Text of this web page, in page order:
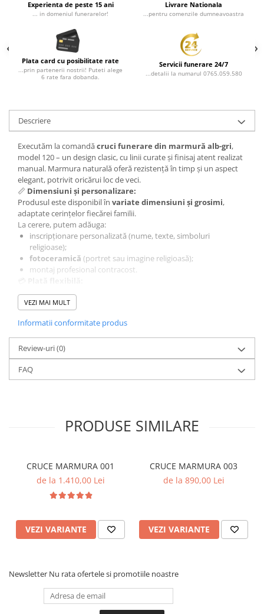
Experienta de peste 15 ani
... in domeniul funerarelor!
Livrare Nationala
...pentru comenzile dumneavoastra
Plata card cu posibilitate rate
...prin partenerii nostrii! Puteti alege
6 rate fara dobanda.
Servicii funerare 24/7
...detalii la numarul 0765.059.580
Descriere
Executăm la comandăcruci funerare din marmură alb-gri,
model 120 – un design clasic, cu linii curate și finisaj atent realizat
manual. Marmura naturală oferă rezistență în timp și un aspect
elegant, potrivit oricărui loc de veci.
📏 Dimensiuni și personalizare:
Produsul este disponibil în variate dimensiuni și grosimi,
adaptate cerințelor fiecărei familii.
La cerere, putem adăuga:
inscripționare personalizată (nume, texte, simboluri
religioase);
fotoceramică (portret sau imagine religioasă);
montaj profesional contracost.
Beneficiați de6 rate fixe fără dobândă
financiar simplu și accesibil.
corespunzător pentru protecția marmurei.
📞Comenzi și informații:
Telefon:0765.059.580
EchipaEva Funerarevă oferă consultanță completă pentru
alegerea modelului potrivit și servicii de montaj în București și
Ilfov.
VEZI MAI MULT
Informatii conformitate produs
Review-uri(0)
FAQ
PRODUSE SIMILARE
CRUCE MARMURA 001
de la 1.410,00 Lei
VEZI VARIANTE
CRUCE MARMURA 003
de la 890,00 Lei
VEZI VARIANTE
Newsletter Nu rata ofertele si promotiile noastre